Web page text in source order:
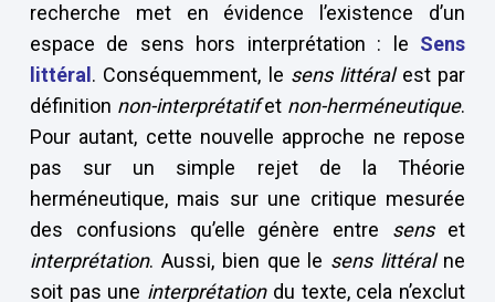
recherche met en évidence l’existence d’un
espace de sens hors interprétation : le Sens
littéral . Conséquemment, le sens littéralest par
définition non-interprétatifet non-herméneutique.
Pour autant, cette nouvelle approche ne repose
pas sur un simple rejet de la Théorie
herméneutique, mais sur une critique mesurée
des confusions qu’elle génère entre senset
interprétation. Aussi, bien que le sens littéralne
soit pas une interprétationdu texte, cela n’exclut